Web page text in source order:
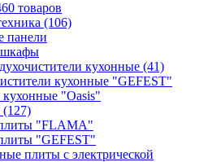
товаров
(106)
панели
шкафы
кухонные (41)
кухонные "GEFEST"
"Oasis"
(127)
"FLAMA"
"GEFEST"
плиты с электрической